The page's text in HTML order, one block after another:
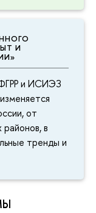
И
и ИСИЭЗ
от
районов,
тренды и